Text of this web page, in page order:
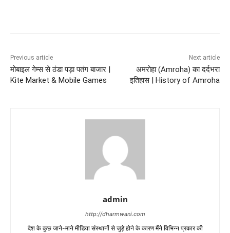
Previous article
मोबाइल गेम्स से ठंडा पड़ा पतंग बाजार |
Kite Market & Mobile Games
Next article
अमरोहा (Amroha) का दर्दभरा
इतिहास | History of Amroha
admin
http://dharmwani.com
देश के कुछ जाने-माने मीडिया संस्थानों से जुड़े होने के कारण मैंने विभिन्न प्रकार की